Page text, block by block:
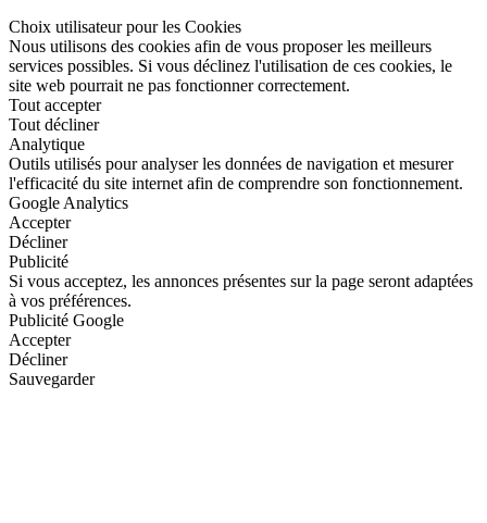
Choix utilisateur pour les Cookies
Nous utilisons des cookies afin de vous proposer les meilleurs
services possibles. Si vous déclinez l'utilisation de ces cookies, le
site web pourrait ne pas fonctionner correctement.
Tout accepter
Tout décliner
Analytique
Outils utilisés pour analyser les données de navigation et mesurer
l'efficacité du site internet afin de comprendre son fonctionnement.
Google Analytics
Accepter
Décliner
Publicité
Si vous acceptez, les annonces présentes sur la page seront adaptées
à vos préférences.
Publicité Google
Accepter
Décliner
Sauvegarder